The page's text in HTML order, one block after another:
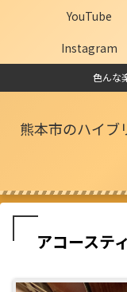
色んな
熊本市のハイブ
YouTube
Instagram
アコーステ